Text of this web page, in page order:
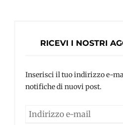
RICEVI I NOSTRI
Inserisci il tuo indirizzo e-
notifiche di nuovi post.
Indirizzo